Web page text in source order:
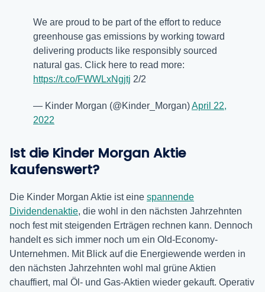
We are proud to be part of the effort to reduce
greenhouse gas emissions by working toward
delivering products like responsibly sourced
natural gas. Click here to read more:
https://t.co/FWWLxNgjtj 2/2
— Kinder Morgan (@Kinder_Morgan)April 22,
2022
Ist die Kinder Morgan Aktie
kaufenswert?
Die Kinder Morgan Aktie ist eine spannende
Dividendenaktie, die wohl in den nächsten Jahrzehnten
noch fest mit steigenden Erträgen rechnen kann. Dennoch
handelt es sich immer noch um ein Old-Economy-
Unternehmen. Mit Blick auf die Energiewende werden in
den nächsten Jahrzehnten wohl mal grüne Aktien
chauffiert, mal Öl- und Gas-Aktien wieder gekauft. Operativ